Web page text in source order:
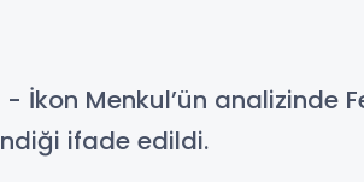
İkon Menkul’ün analizinde
ifade edildi.